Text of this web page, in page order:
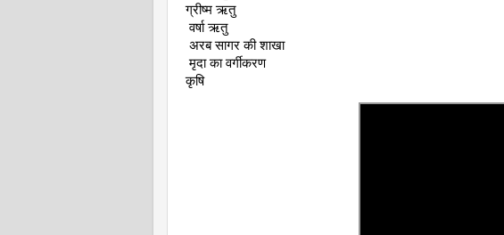
ग्रीष्म ऋतु
वर्षा ऋतु
अरब सागर की शाखा
मृदा का वर्गीकरण
कृषि